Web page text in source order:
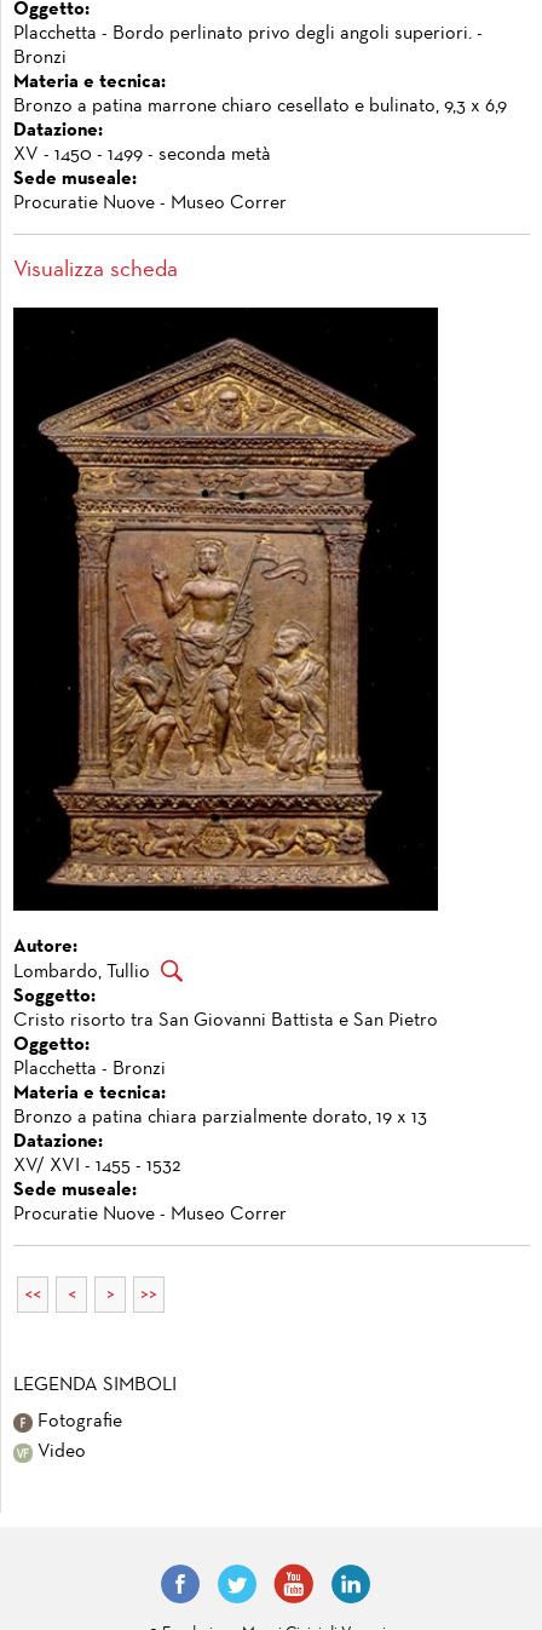
Oggetto:
Placchetta - Bordo perlinato privo degli angoli superiori. -
Bronzi
Materia e tecnica:
Bronzo a patina marrone chiaro cesellato e bulinato, 9,3 x 6,9
Datazione:
XV - 1450 - 1499 - seconda metà
Sede museale:
Procuratie Nuove - Museo Correr
Visualizza scheda
Autore:
Lombardo, Tullio
Soggetto:
Cristo risorto tra San Giovanni Battista e San Pietro
Oggetto:
Placchetta - Bronzi
Materia e tecnica:
Bronzo a patina chiara parzialmente dorato, 19 x 13
Datazione:
XV/ XVI - 1455 - 1532
Sede museale:
Procuratie Nuove - Museo Correr
<< < > >>
LEGENDA SIMBOLI
Fotografie
Video